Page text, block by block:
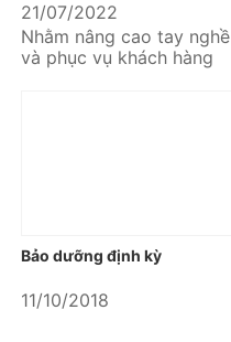
21/07/2022
Nhằm nâng cao tay nghề
và phục vụ khách hàng
Bảo dưỡng định kỳ
11/10/2018